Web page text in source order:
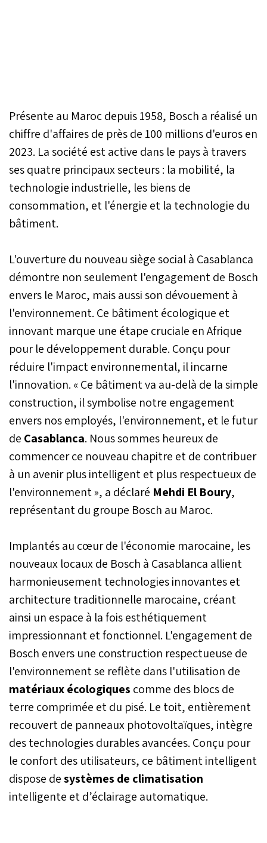
Présente au Maroc depuis 1958, Bosch a réalisé un
chiffre d'affaires de près de 100 millions d'euros en
2023. La société est active dans le pays à travers
ses quatre principaux secteurs : la mobilité, la
technologie industrielle, les biens de
consommation, et l'énergie et la technologie du
bâtiment.
L'ouverture du nouveau siège social à Casablanca
démontre non seulement l'engagement de Bosch
envers le Maroc, mais aussi son dévouement à
l'environnement. Ce bâtiment écologique et
innovant marque une étape cruciale en Afrique
pour le développement durable. Conçu pour
réduire l'impact environnemental, il incarne
l'innovation. « Ce bâtiment va au-delà de la simple
construction, il symbolise notre engagement
envers nos employés, l'environnement, et le futur
de Casablanca. Nous sommes heureux de
commencer ce nouveau chapitre et de contribuer
à un avenir plus intelligent et plus respectueux de
l'environnement », a déclaré Mehdi El Boury,
représentant du groupe Bosch au Maroc.
Implantés au cœur de l'économie marocaine, les
nouveaux locaux de Bosch à Casablanca allient
harmonieusement technologies innovantes et
architecture traditionnelle marocaine, créant
ainsi un espace à la fois esthétiquement
impressionnant et fonctionnel. L'engagement de
Bosch envers une construction respectueuse de
l'environnement se reflète dans l'utilisation de
matériaux écologiques comme des blocs de
terre comprimée et du pisé. Le toit, entièrement
recouvert de panneaux photovoltaïques, intègre
des technologies durables avancées. Conçu pour
le confort des utilisateurs, ce bâtiment intelligent
dispose desystèmes de climatisation
intelligente et d’éclairage automatique.